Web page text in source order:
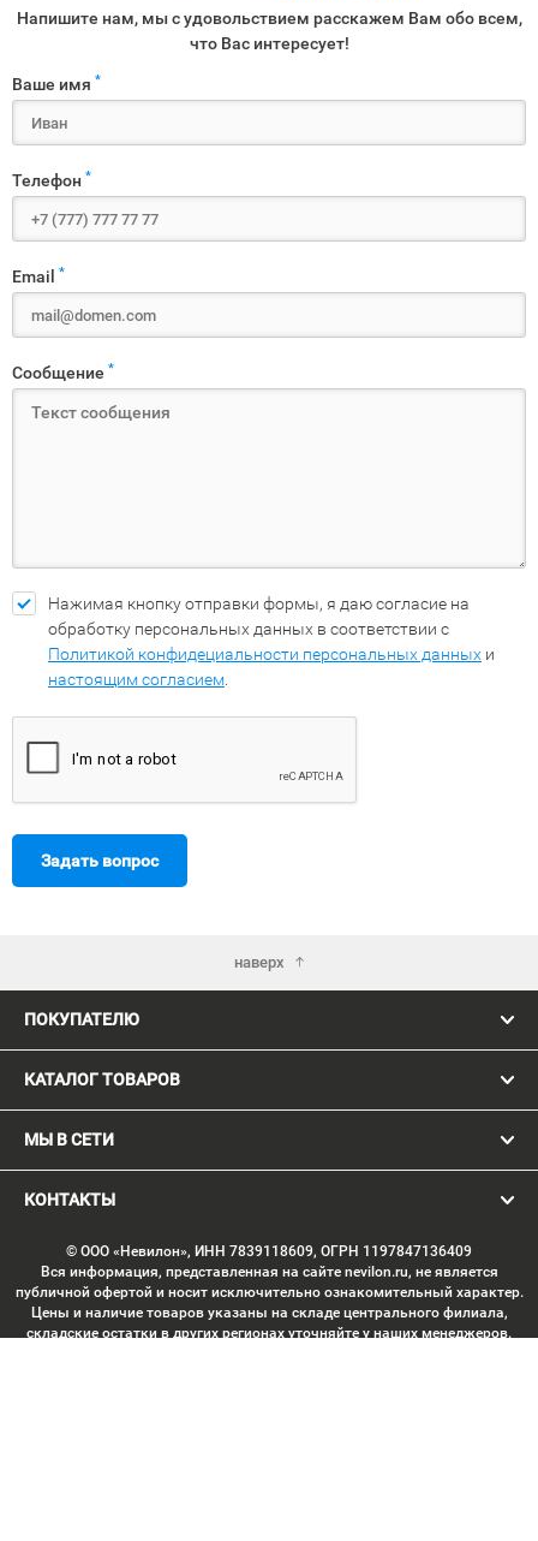
Напишите нам, мы с удовольствием расскажем Вам обо всем,
что Вас интересует!
Ваше имя *
Телефон *
Email *
Сообщение *
Нажимая кнопку отправки формы, я даю согласие на
обработку персональных данных в соответствии с
Политикой конфидециальности персональных данных и
настоящим согласием
Задать вопрос
наверх
ПОКУПАТЕЛЮ
КАТАЛОГ ТОВАРОВ
МЫ В СЕТИ
КОНТАКТЫ
© ООО «Невилон», ИНН 7839118609, ОГРН 1197847136409
Вся информация, представленная на сайте nevilon.ru, не является
публичной офертой и носит исключительно ознакомительный характер.
Цены и наличие товаров указаны на складе центрального филиала,
складские остатки в других регионах уточняйте у наших менеджеров.